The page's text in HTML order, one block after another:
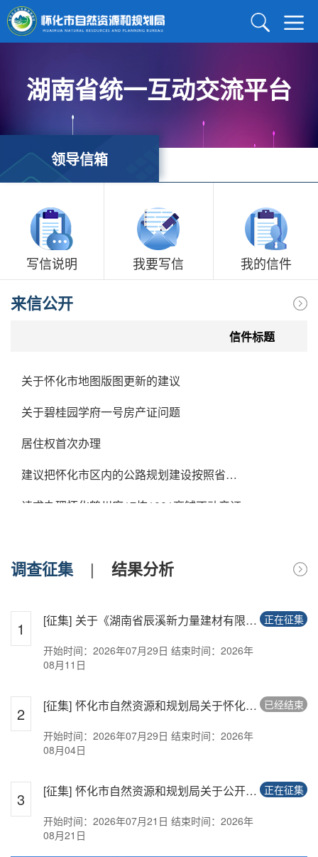
湖南省统一互动交流平台
领导信箱
写信说明 我要写信 我的信件
来信公开
信件标题
关于怀化市地图版图更新的建议
关于碧桂园学府一号房产证问题
居住权首次办理
建议把怀化市区内的公路规划建设按照省会城市的标准去规划建设
请求办理怀化鹤州府17栋1001商铺不动产证
请问下个人在收怀化只有一套住房的证明在哪里开
黔景园安置房可以办不动产权证吗？
盛世华都地下车位
地下车位可否办理产权证
关于御景豪庭（原天下城）二期建筑方面修改公示的业主意见
调查征集 | 结果分析
1 [征集] 关于《湖南省辰溪新力量建材有限公司炭质页岩矿（已动用未处置资源）...
开始时间：2026年07月29日 结束时间：2026年
08月11日
正在征集
2 [征集] 怀化市自然资源和规划局关于怀化市凯诚矿业有限公司白岩坳金矿阳湾团...
开始时间：2026年07月29日 结束时间：2026年
08月04日
已经结束
3 [征集] 怀化市自然资源和规划局关于公开征求《关于怀化市中心城区房地产用地...
开始时间：2026年07月21日 结束时间：2026年
08月21日
正在征集